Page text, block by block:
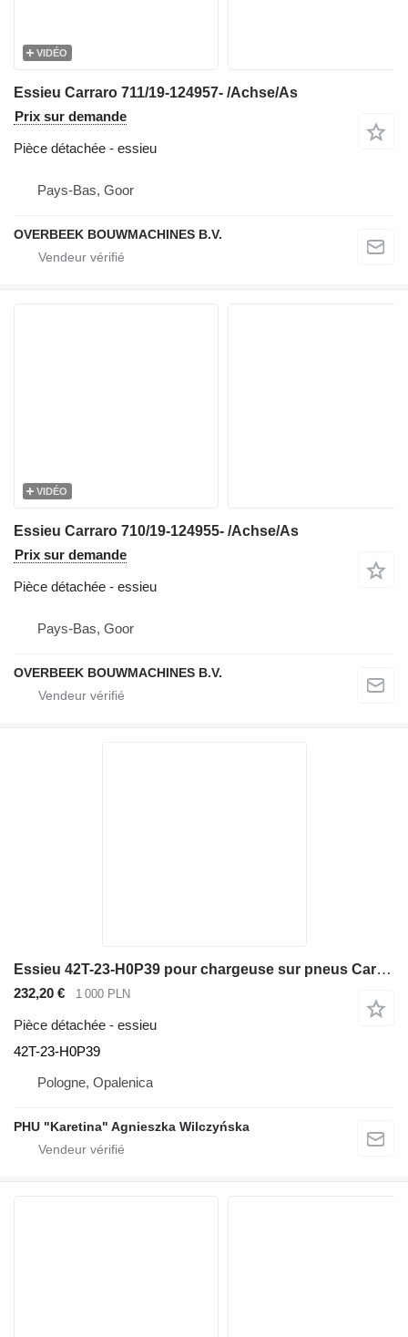
VIDÉO
Essieu Carraro 711/19-124957- /Achse/As
Prix sur demande
Pièce détachée - essieu
Pays-Bas, Goor
OVERBEEK BOUWMACHINES B.V.
VIDÉO
Essieu Carraro 710/19-124955- /Achse/As
Prix sur demande
Pièce détachée - essieu
Pays-Bas, Goor
OVERBEEK BOUWMACHINES B.V.
Essieu 42T-23-H0P39 pour chargeuse sur pneus Carraro WA100
232,20 € 1 000 PLN
Pièce détachée - essieu
42T-23-H0P39
Pologne, Opalenica
PHU "Karetina" Agnieszka Wilczyńska